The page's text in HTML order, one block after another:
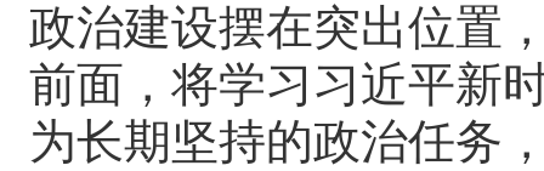
政治建设摆在突出位置
前面，将学习习近平新
为长期坚持的政治任务